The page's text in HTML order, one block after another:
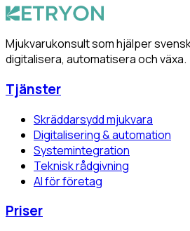
Mjukvarukonsult som hjälper
digitalisera, automatisera och växa.
Tjänster
Skräddarsydd mjukvara
Digitalisering & automation
Systemintegration
Teknisk rådgivning
AI för företag
Priser